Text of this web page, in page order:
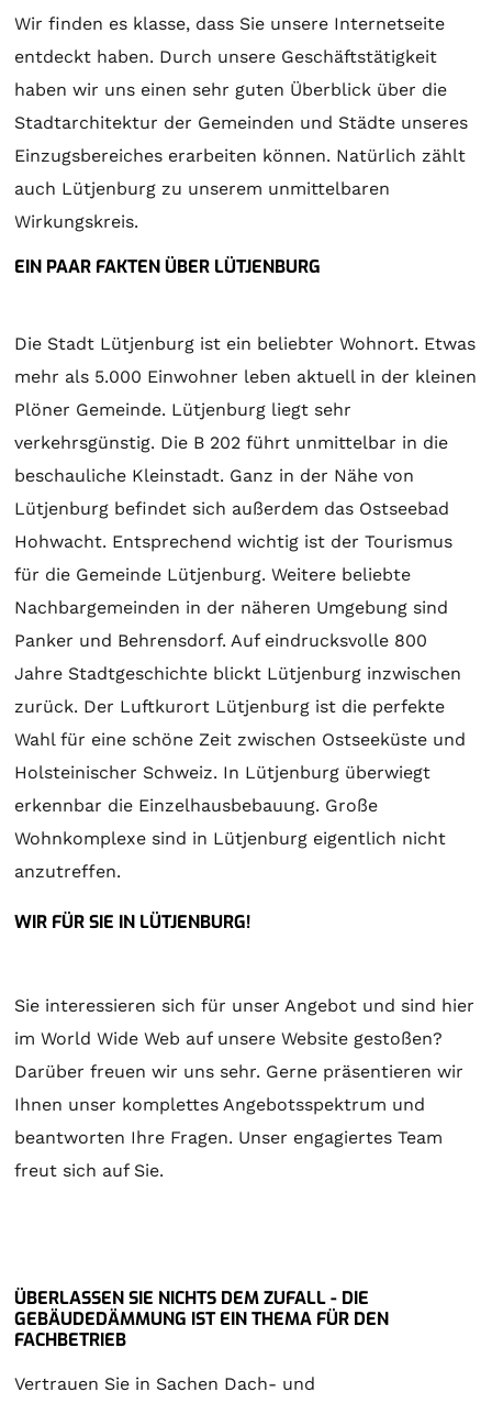
Wir finden es klasse, dass Sie unsere Internetseite
entdeckt haben. Durch unsere Geschäftstätigkeit
haben wir uns einen sehr guten Überblick über die
Stadtarchitektur der Gemeinden und Städte unseres
Einzugsbereiches erarbeiten können. Natürlich zählt
auch Lütjenburg zu unserem unmittelbaren
Wirkungskreis.
EIN PAAR FAKTEN ÜBER LÜTJENBURG
Die Stadt Lütjenburg ist ein beliebter Wohnort. Etwas
mehr als 5.000 Einwohner leben aktuell in der kleinen
Plöner Gemeinde. Lütjenburg liegt sehr
verkehrsgünstig. Die B 202 führt unmittelbar in die
beschauliche Kleinstadt. Ganz in der Nähe von
Lütjenburg befindet sich außerdem das Ostseebad
Hohwacht. Entsprechend wichtig ist der Tourismus
für die Gemeinde Lütjenburg. Weitere beliebte
Nachbargemeinden in der näheren Umgebung sind
Panker und Behrensdorf. Auf eindrucksvolle 800
Jahre Stadtgeschichte blickt Lütjenburg inzwischen
zurück. Der Luftkurort Lütjenburg ist die perfekte
Wahl für eine schöne Zeit zwischen Ostseeküste und
Holsteinischer Schweiz. In Lütjenburg überwiegt
erkennbar die Einzelhausbebauung. Große
Wohnkomplexe sind in Lütjenburg eigentlich nicht
anzutreffen.
WIR FÜR SIE IN LÜTJENBURG!
Sie interessieren sich für unser Angebot und sind hier
im World Wide Web auf unsere Website gestoßen?
Darüber freuen wir uns sehr. Gerne präsentieren wir
Ihnen unser komplettes Angebotsspektrum und
beantworten Ihre Fragen. Unser engagiertes Team
freut sich auf Sie.
ÜBERLASSEN SIE NICHTS DEM ZUFALL - DIE
GEBÄUDEDÄMMUNG IST EIN THEMA FÜR DEN
FACHBETRIEB
Vertrauen Sie in Sachen Dach- und